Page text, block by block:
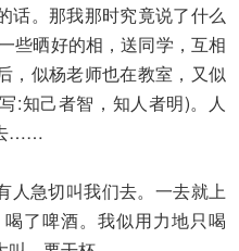
话。那我那时究竟说了什么
些晒好的相，送同学，互相
，似杨老师也在教室，又似
:知己者智，知人者明)。人
……
急切叫我们去。一去就上
了啤酒。我似用力地只喝